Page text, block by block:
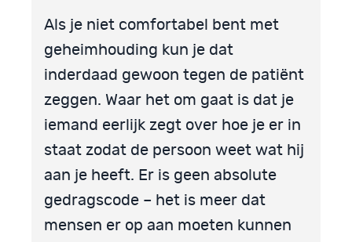
Als je niet comfortabel bent met
geheimhouding kun je dat
inderdaad gewoon tegen de patiënt
zeggen. Waar het om gaat is dat je
iemand eerlijk zegt over hoe je er in
staat zodat de persoon weet wat hij
aan je heeft. Er is geen absolute
gedragscode – het is meer dat
mensen er op aan moeten kunnen